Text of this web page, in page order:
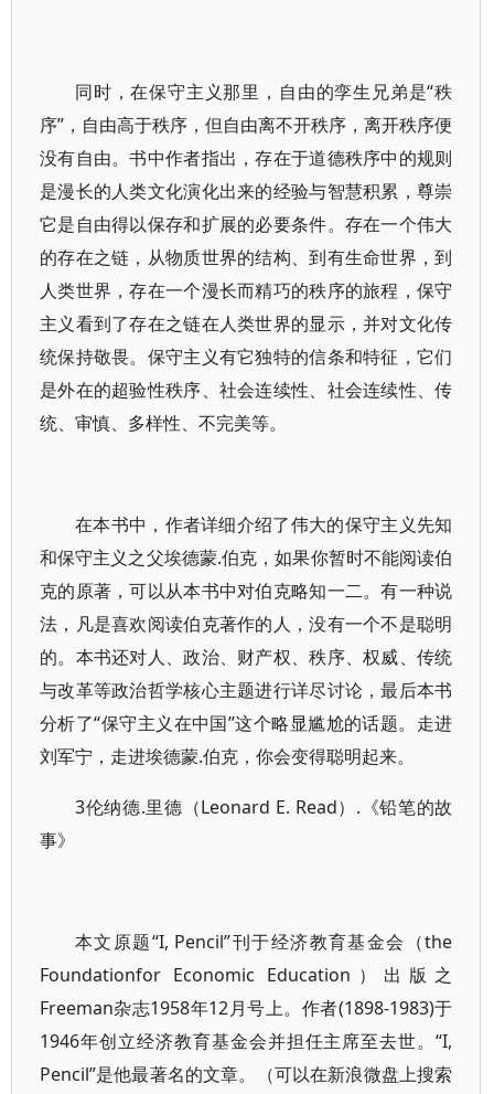
同时，在保守主义那里，自由的孪生兄弟是“秩
序”，自由高于秩序，但自由离不开秩序，离开秩序便
没有自由。书中作者指出，存在于道德秩序中的规则
是漫长的人类文化演化出来的经验与智慧积累，尊崇
它是自由得以保存和扩展的必要条件。存在一个伟大
的存在之链，从物质世界的结构、到有生命世界，到
人类世界，存在一个漫长而精巧的秩序的旅程，保守
主义看到了存在之链在人类世界的显示，并对文化传
统保持敬畏。保守主义有它独特的信条和特征，它们
是外在的超验性秩序、社会连续性、社会连续性、传
统、审慎、多样性、不完美等。
在本书中，作者详细介绍了伟大的保守主义先知
和保守主义之父埃德蒙.伯克，如果你暂时不能阅读伯
克的原著，可以从本书中对伯克略知一二。有一种说
法，凡是喜欢阅读伯克著作的人，没有一个不是聪明
的。本书还对人、政治、财产权、秩序、权威、传统
与改革等政治哲学核心主题进行详尽讨论，最后本书
分析了“保守主义在中国”这个略显尴尬的话题。走进
刘军宁，走进埃德蒙.伯克，你会变得聪明起来。
3伦纳德.里德（Leonard E. Read）.《铅笔的故
事》
本文原题“I, Pencil”刊于经济教育基金会（the
Foundationfor Economic Education）出版之
Freeman杂志1958年12月号上。作者(1898-1983)于
1946年创立经济教育基金会并担任主席至去世。“I,
Pencil”是他最著名的文章。（可以在新浪微盘上搜索